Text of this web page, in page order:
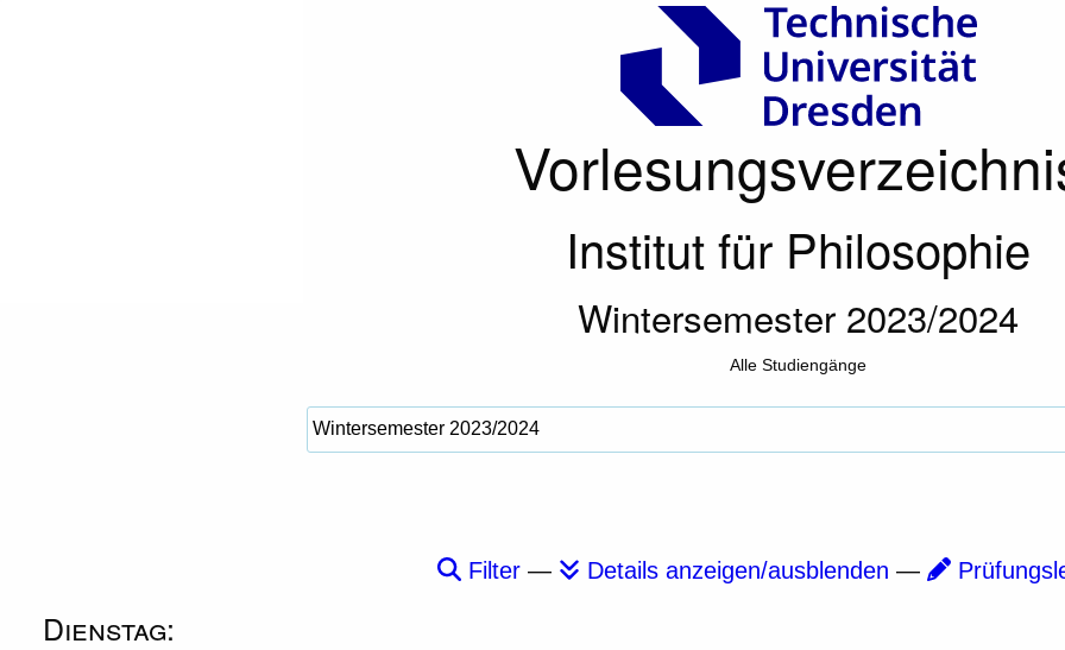
Institut für Philosophie
Wintersemester 2023/2024
Alle Studiengänge
Filter — Details anzeigen/ausblenden —
Dienstag: